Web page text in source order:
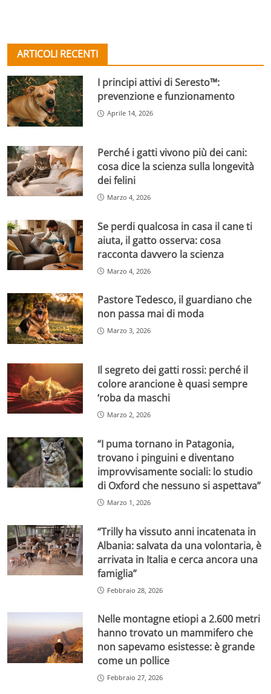
ARTICOLI RECENTI
I principi attivi di Seresto™:
prevenzione e funzionamento
Aprile 14, 2026
Perché i gatti vivono più dei cani:
cosa dice la scienza sulla longevità
dei felini
Marzo 4, 2026
Se perdi qualcosa in casa il cane ti
aiuta, il gatto osserva: cosa
racconta davvero la scienza
Marzo 4, 2026
Pastore Tedesco, il guardiano che
non passa mai di moda
Marzo 3, 2026
Il segreto dei gatti rossi: perché il
colore arancione è quasi sempre
‘roba da maschi
Marzo 2, 2026
“I puma tornano in Patagonia,
trovano i pinguini e diventano
improvvisamente sociali: lo studio
di Oxford che nessuno si aspettava”
Marzo 1, 2026
“Trilly ha vissuto anni incatenata in
Albania: salvata da una volontaria, è
arrivata in Italia e cerca ancora una
famiglia”
Febbraio 28, 2026
Nelle montagne etiopi a 2.600 metri
hanno trovato un mammifero che
non sapevamo esistesse: è grande
come un pollice
Febbraio 27, 2026